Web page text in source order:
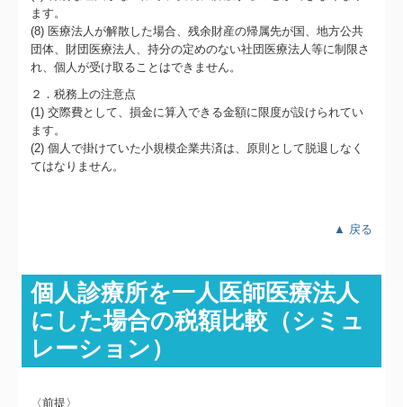
ます。
(8) 医療法人が解散した場合、残余財産の帰属先が国、地方公共
団体、財団医療法人、持分の定めのない社団医療法人等に制限さ
れ、個人が受け取ることはできません。
２．税務上の注意点
(1) 交際費として、損金に算入できる金額に限度が設けられてい
ます。
(2) 個人で掛けていた小規模企業共済は、原則として脱退しなく
てはなりません。
▲ 戻る
個人診療所を一人医師医療法人
にした場合の税額比較（シミュ
レーション）
〈前提〉